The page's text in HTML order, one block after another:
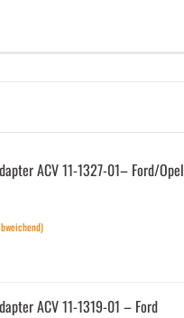
ACV 11-​1327-​01– Ford/Opel
ACV 11-​1319-​01 – Ford